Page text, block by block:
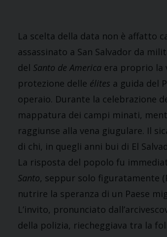
La scelta della data non è affatto
assassinato a San Salvador da
del Santo de America era proprio la
protezione delle élites a guida del
operaio. Durante la celebrazione
mappatura dei campi minati,
raggiunse alla vena giugulare. Il
di chi, in quegli anni bui di El
La risposta del popolo fu
Santo, seppur solo figuratamente
nutrire la speranza di un Paese
L’invito, pronunciato
della polizia, riecheggiava tra la